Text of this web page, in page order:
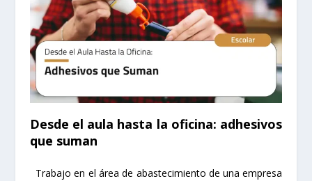
Desde el aula hasta la oficina: adhesivos
que suman
Trabajo en el área de abastecimiento de una empresa